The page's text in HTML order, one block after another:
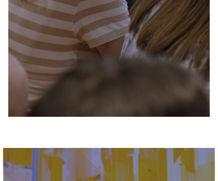
Servizi e accessibilità
Contatti
FAQ
Biglietti
Immagine